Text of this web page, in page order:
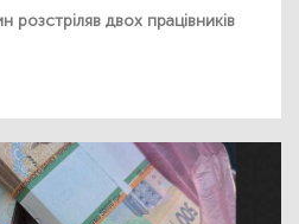
двох працівників